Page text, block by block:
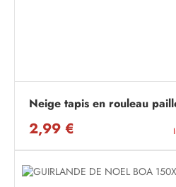
Neige tapis en rouleau
2,99 €